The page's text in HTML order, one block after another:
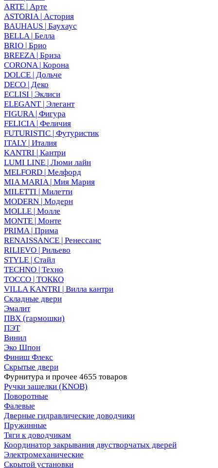
ARTE | Арте
ASTORIA | Астория
BAUHAUS | Баухаус
BELLA | Белла
BRIO | Брио
BREEZA | Бриза
CORONA | Корона
DOLCE | Дольче
DECO | Деко
ECLISI | Эклиси
ELEGANT | Элегант
FIGURA | Фигура
FELICIA | Феличия
FUTURISTIC | Футуристик
ITALY | Италия
KANTRI | Кантри
LUMI LINE | Люми лайн
MELFORD | Мелфорд
MIA MARIA | Мия Мария
MILETTI | Милетти
MODERN | Модерн
MOLLE | Молле
MONTE | Монте
PRIMA | Прима
RENAISSANCE | Ренессанс
RILIEVO | Рильево
STYLE | Стайл
TECHNO | Техно
TOCCO | ТОККО
VILLA KANTRI | Вилла кантри
Складные двери
Эмалит
ПВХ (гармошки)
ПЭТ
Винил
Эко Шпон
Финиш Флекс
Скрытые двери
Фурнитура и прочее 4655 товаров
Ручки защелки (KNOB)
Поворотные
Фалевые
Дверные гидравлические доводчики
Пружинные
Тяги к доводчикам
Координатор закрывания двустворчатых дверей
Электромеханические
Скрытой установки